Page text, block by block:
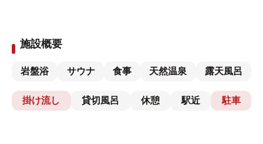
施設概要
岩盤浴 サウナ 食事 天然温泉 露天風呂
掛け流し 貸切風呂 休憩 駅近 駐車